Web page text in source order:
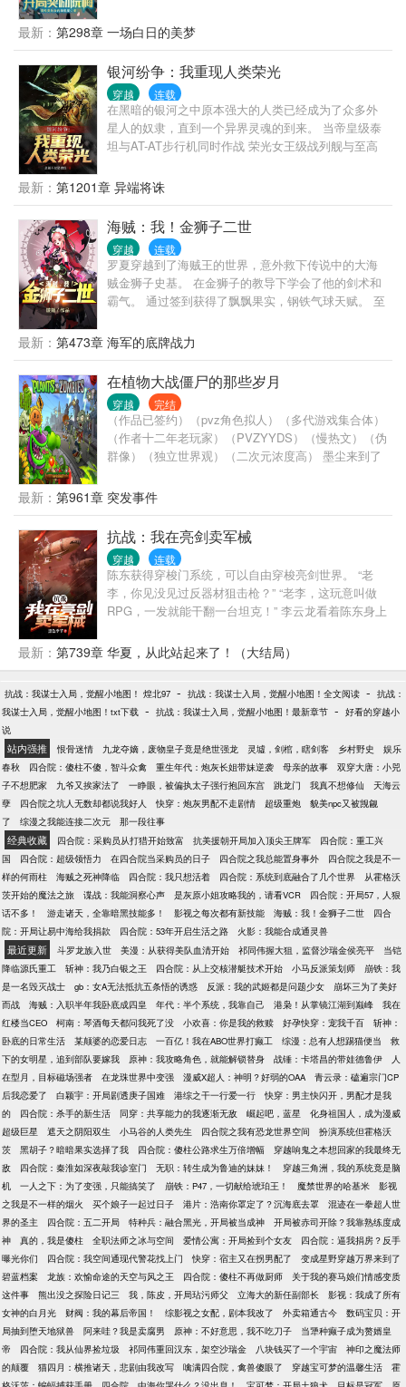
阮·梅：？ 白言：想了解[生命]的本质吗？ 阮·梅：？？
白言：想对星神的身体胡作非为吗？ 阮·梅：？？？！
白言：别担心，我亲爱的[助手]，我会给你[奖励]。
最新： 第298章 一场白日的美梦
银河纷争：我重现人类荣光
穿越 连载
在黑暗的银河之中原本强大的人类已经成为了众多外
星人的奴隶，直到一个异界灵魂的到来。 当帝皇级泰
坦与AT-AT步行机同时作战 荣光女王级战列舰与至高
绝地武士共同作战 这些书中均有 本书人类至上没有女
主 （战锤，星球大战，群星，光环等） 注：作者是p
社游戏爱好者
最新： 第1201章 异端将诛
海贼：我！金狮子二世
穿越 连载
罗夏穿越到了海贼王的世界，意外救下传说中的大海
贼金狮子史基。 在金狮子的教导下学会了他的剑术和
霸气。 通过签到获得了飘飘果实，钢铁气球天赋。 至
哈，罗夏小鬼！带着老子的意志和野望把这片大海再
次搅得天翻地覆吧！” 罗夏:“emmm....我只不过是想自
由自在的在这片大海上旅行，顺便找找纯金然后和船
员们度过漫长的一生，既然世界政府阻挡了我的道
路，那我只能让这个世界的主宰者换个人了，世界之
王？这个名字我喜欢。” （新人新书，在慢慢进步。）
最新： 第473章 海军的底牌战力
在植物大战僵尸的那些岁月
穿越 完结
（作品已签约）（pvz角色拟人）（多代游戏集合体）
（作者十二年老玩家）（PVZYYDS）（慢热文）（伪
群像）（独立世界观）（二次元浓度高） 墨尘来到了
他所要做的，就是按照联邦的命令，发展这片小小领
地，抵御帝国的不死族进攻。 生命与死亡，善良与邪
恶，秩序与混乱… 哪怕再想置身事外，墨尘和他的花
园也不可避免被卷入命运的洪流。 但墨尘不会屈服，
他只会逆流而上。 在这混乱的时代，庇佑一方小小的
天地。 伊芙（向日葵）：他是我的太阳，我将永远追
随他的脚步。 艾希（寒冰射手）：他的热情能够融化
冰雪，拥抱我被冰封的心。 亚历山大（玉米加农
到，摩登世界！ 仅以此书，纪念我回不去的童年！
最新： 第961章 突发事件
抗战：我在亮剑卖军械
穿越 连载
陈东获得穿梭门系统，可以自由穿梭亮剑世界。 “老
李，你见没见过反器材狙击枪？” “老李，这玩意叫做
RPG，一发就能干翻一台坦克！” 李云龙看着陈东身上
只是陈兄弟，你看这钱能不能过段时间再给···” “没钱好
办，可以以物易物，什么古董、木材、就连小鬼子指
得到穿梭门，开启了一段另类的倒卖军火生涯。 “对了
老李，你认不认识邱小姐？”
最新： 第739章 华夏，从此站起来了！（大结局）
抗战：我谋士入局，觉醒小地图！ 煌北97 - 抗战：我谋士入局，觉醒小地图！全文阅读 - 抗战：
我谋士入局，觉醒小地图！txt下载 - 抗战：我谋士入局，觉醒小地图！最新章节 - 好看的穿越小
说
站内强推 恨骨迷情 九龙夺嫡，废物皇子竟是绝世强龙 灵墟，剑棺，瞎剑客 乡村野史
娱乐
春秋
四合院：傻柱不傻，智斗众禽 重生年代：炮灰长姐带妹逆袭 母亲的故事
双穿大唐：小兕
子不想肥家
九爷又挨家法了 一睁眼，被偏执太子强行抱回东宫 跳龙门 我真不想修仙
天海云
孽
四合院之坑人无数却都说我好人 快穿：炮灰男配不走剧情 超级重炮
貌美npc又被觊觎
了
综漫之我能连接二次元 那一段往事
经典收藏 四合院：采购员从打猎开始致富 抗美援朝开局加入顶尖王牌军
四合院：重工兴
国
四合院：超级领悟力 在四合院当采购员的日子 四合院之我总能置身事外
四合院之我是不一
样的何雨柱
海贼之死神降临 四合院：我只想活着 四合院：系统到底融合了几个世界
从霍格沃
茨开始的魔法之旅
谍战：我能洞察心声 是灰原小姐攻略我的，请看VCR
四合院：开局57，人狠
话不多！
游走诸天，全靠暗黑技能多！ 影视之每次都有新技能 海贼：我！金狮子二世
四合
院：开局让易中海给我捐款
四合院：53年开启生活之路 火影：我能合成通灵兽
最近更新 斗罗龙族入世 美漫：从获得美队血清开始 祁同伟握大狙，监督沙瑞金侯亮平
当铠
降临源氏重工
斩神：我乃白银之王 四合院：从上交核潜艇技术开始 小马反派策划师
崩铁：我
是一名毁灭战士
gb：女A无法抵抗五条悟的诱惑 反派：我的武姬都是问题少女
崩坏三为了美好
而战
海贼：入职半年我卧底成四皇 年代：半个系统，我靠自己 港枭！从掌镜江湖到巅峰
我在
红楼当CEO
柯南：琴酒每天都问我死了没 小欢喜：你是我的救赎 好孕快穿：宠我千百
斩神：
卧底的日常生活
某颠婆的恋爱日志 一百亿！我在ABO世界打癫工 综漫：总有人想踢猫便当
救
下的女明星，追到部队要嫁我
原神：我攻略角色，就能解锁替身 战锤：卡塔昌的带娃德鲁伊
人
在型月，目标磁场强者
在龙珠世界中变强 漫威X超人：神明？好弱的OAA
青云录：磕遍宗门CP
后我恋爱了
白颖宇：开局剧透庚子国难 港综之干一行爱一行
快穿：男主快闪开，男配才是我
的
四合院：杀手的新生活 同穿：共享能力的我逐渐无敌 崛起吧，蓝星
化身祖国人，成为漫威
超级巨星
遮天之阴阳双生 小马谷的人类先生 四合院之我有恐龙世界空间
扮演系统但霍格沃
茨
黑胡子？暗暗果实选择了我 四合院：傻柱公路求生万倍增幅
穿越响鬼之本想回家的我最终无
敌
四合院：秦淮如深夜敲我诊室门 无职：转生成为鲁迪的妹妹！
穿越三角洲，我的系统竟是脑
机
一人之下：为了变强，只能搞笑了 崩铁：P47，一切献给琥珀王！ 魔禁世界的哈基米
影视
之我是不一样的烟火
买个娘子一起过日子 港片：浩南你罩定了？沉海底去罩
混迹在一拳超人世
界的圣主
四合院：五二开局 特种兵：融合黑光，开局被当成神
开局被赤司开除？我靠熟练度成
神
真的，我是傻柱 全职法师之冰与空间 爱情公寓：开局捡到个女友
四合院：逼我捐房？反手
曝光你们
四合院：我空间通现代警花找上门 快穿：宿主又在拐男配了
变成星野穿越万界来到了
碧蓝档案
龙族：欢愉命途的天空与风之王 四合院：傻柱不再做厨师
关于我的赛马娘们情感变质
这件事
熊出没之探险日记三 我，陈皮，开局玷污师父 立海大的新任副部长
影视：我成了所有
女神的白月光
财阀：我的幕后帝国！ 综影视之女配，剧本我改了 外卖箱通古今
数码宝贝：开
局抽到堕天地狱兽
阿来哇？我是卖腐男 原神：不好意思，我不吃刀子
当犟种癫子成为赘婿皇
帝
四合院：我从仙界捡垃圾 祁同伟重回汉东，架空沙瑞金 八块钱买了一个宇宙
神印之魔法师
的颠覆
猫四月：横推诸天，悲剧由我改写 噙满四合院，禽兽傻眼了 穿越宝可梦的温馨生活
霍